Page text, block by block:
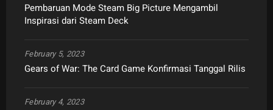
Pembaruan Mode Steam Big Picture Mengambil
Inspirasi dari Steam Deck
Gears of War: The Card Game Konfirmasi Tanggal Rilis
February 5, 2023
February 4, 2023